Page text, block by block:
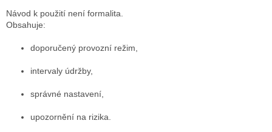
Návod k použití není formalita.
Obsahuje:
doporučený provozní režim,
intervaly údržby,
správné nastavení,
upozornění na rizika.